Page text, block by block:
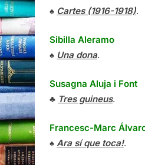
♠ Cartes (1916-1918).
Sibilla Aleramo
♠ Una dona.
Susagna Aluja i Font
♣ Tres guineus.
Francesc-Marc
♠ Ara sí que toca!.